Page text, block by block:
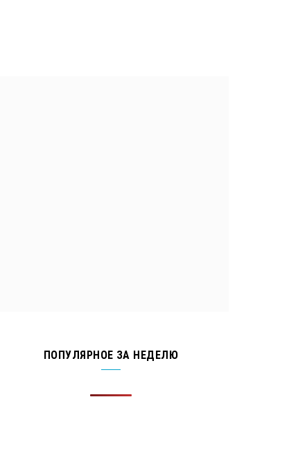
ПОПУЛЯРНОЕ ЗА НЕДЕЛЮ